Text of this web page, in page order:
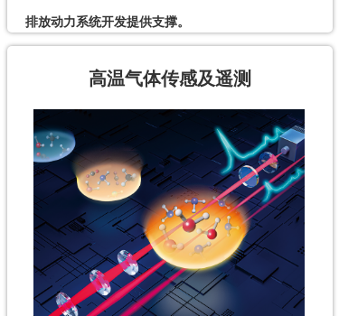
排放动力系统开发提供支撑。
​高温气体传感及遥测